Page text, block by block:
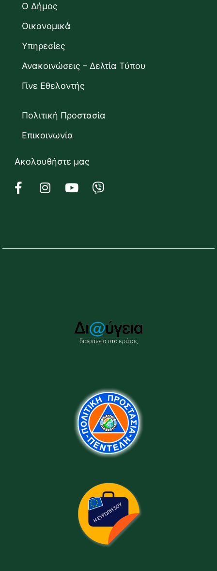
Ο Δήμος
Οικονομικά
Υπηρεσίες
Ανακοινώσεις – Δελτία Τύπου
Γίνε Εθελοντής
Πολιτική Προστασία
Επικοινωνία
Ακολουθήστε μας